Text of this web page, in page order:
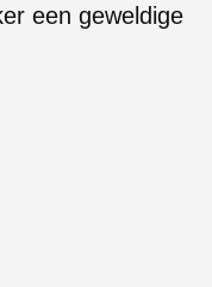
een geweldige